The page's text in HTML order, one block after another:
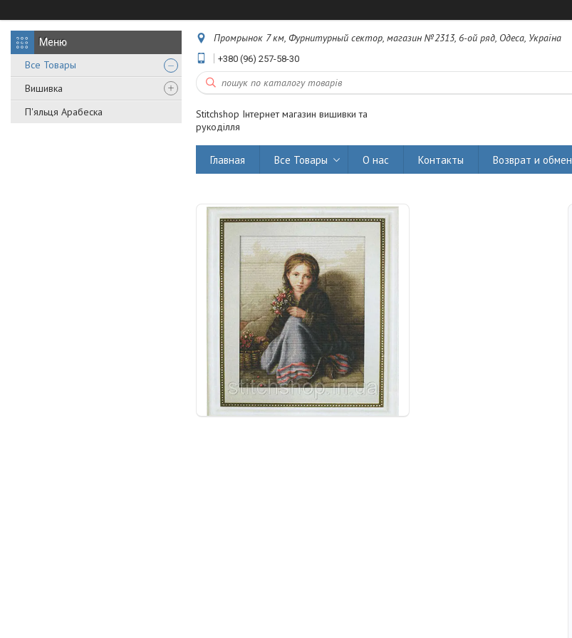
Все Товары
Вишивка
П'яльця Арабеска
Промрынок 7 км, Фурнитурный сектор, магазин №2313, 6-ой ряд, Одеса, Україна
+380 (96) 257-58-30
Stitchshop Інтернет магазин вишивки та
рукоділля
Главная Все Товары О нас Контакты Возврат и обмен